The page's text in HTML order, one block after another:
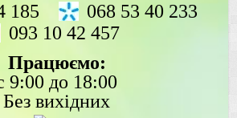
185
068 53 40 233
093 10 42 457
Працюємо:
9:00 до 18:00
Без вихідних